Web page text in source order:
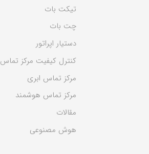
تیکت بات
چت بات
دستیار اپراتور
کنترل کیفیت مرکز تماس
مرکز تماس ابری
مرکز تماس هوشمند
مقالات
هوش مصنوعی